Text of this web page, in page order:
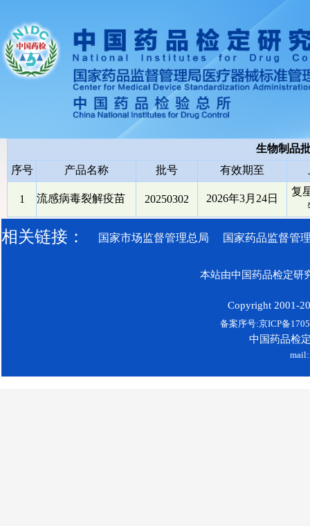
生物制品
序号
产品名称 批号 有效期至
1 流感病毒裂解疫苗 20250302 2026年3月24日
复
相关链接： 国家市场监督管理总局 国家药品监督管
本站由中国药品检定研
Copyright 2001-
备案序号:京ICP备
中国药品检